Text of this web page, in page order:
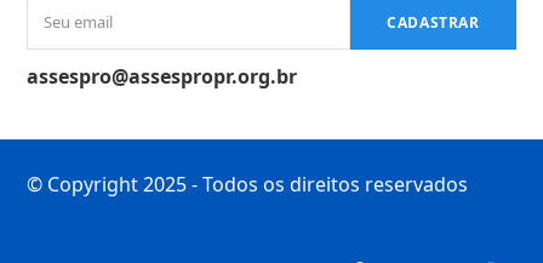
email
CADASTRAR
assespro@assespropr.org.br
© Copyright 2025 - Todos os direitos reservados